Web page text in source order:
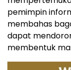
pemimpin
membahas
dapat
membentuk